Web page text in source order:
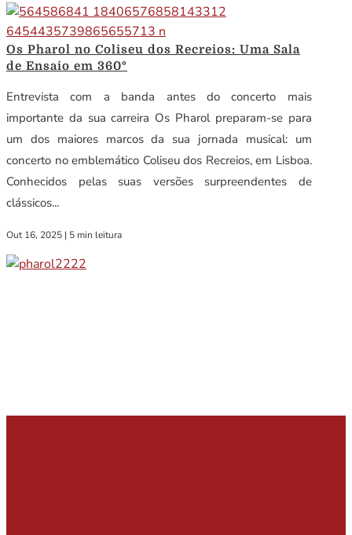
Os Pharol no Coliseu dos Recreios: Uma Sala
de Ensaio em 360º
Entrevista com a banda antes do concerto mais
importante da sua carreira Os Pharol preparam-se para
um dos maiores marcos da sua jornada musical: um
concerto no emblemático Coliseu dos Recreios, em Lisboa.
Conhecidos pelas suas versões surpreendentes de
clássicos...
Out 16, 2025 | 5 min leitura